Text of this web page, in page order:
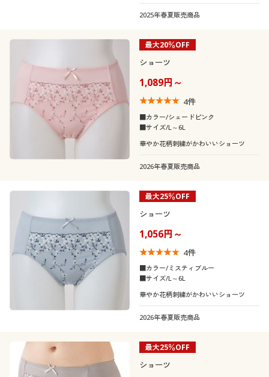
2025年春夏販売商品
最大20％OFF
ショーツ
1,089円～
4件
■カラー/シェードピンク
■サイズ/L～6L
華やか花柄刺繍がかわいいショーツ
2026年春夏販売商品
最大25％OFF
ショーツ
1,056円～
4件
■カラー/ミスティブルー
■サイズ/L～6L
華やか花柄刺繍がかわいいショーツ
2026年春夏販売商品
最大25％OFF
ショーツ